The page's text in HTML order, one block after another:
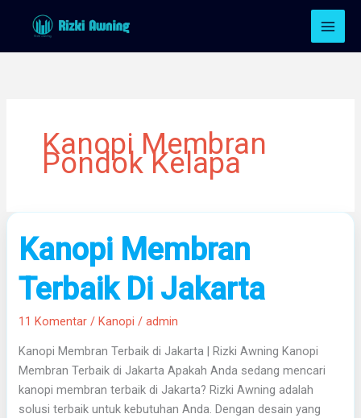
Kanopi Membran
Pondok Kelapa
Kanopi Membran
Terbaik Di Jakarta
11 Komentar /Kanopi /admin
Kanopi Membran Terbaik di Jakarta | Rizki Awning Kanopi
Membran Terbaik di Jakarta Apakah Anda sedang mencari
kanopi membran terbaik di Jakarta? Rizki Awning adalah
solusi terbaik untuk kebutuhan Anda. Dengan desain yang
Kanopi
Membran
Terbaik
Di
Jakarta